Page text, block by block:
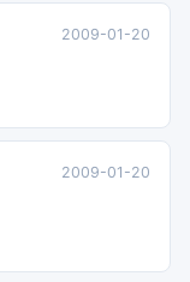
2009-01-20
2009-01-20